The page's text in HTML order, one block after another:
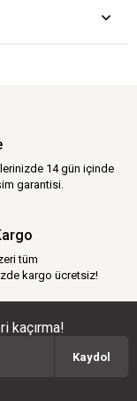
14 gün içinde
garantisi.
tüm
kargo ücretsiz!
kaçırma!
Kaydol